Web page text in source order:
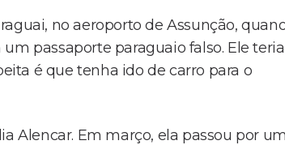
no aeroporto de Assunção,
passaporte paraguaio falso. Ele teria
é que tenha ido de carro para o
Alencar. Em março, ela passou por